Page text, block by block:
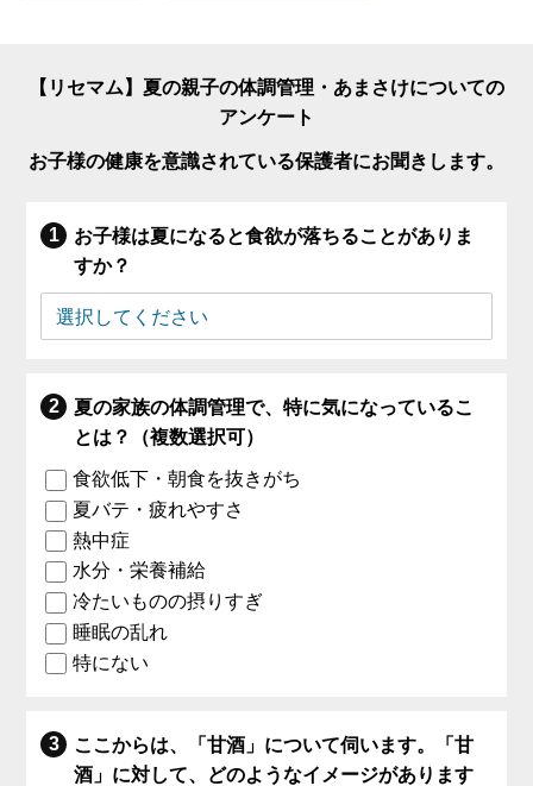
【リセマム】夏の親子の体調管理・あまさけについての
アンケート
お子様の健康を意識されている保護者にお聞きします。
お子様は夏になると食欲が落ちることがありま
すか？
夏の家族の体調管理で、特に気になっているこ
とは？（複数選択可）
食欲低下・朝食を抜きがち
夏バテ・疲れやすさ
熱中症
水分・栄養補給
冷たいものの摂りすぎ
睡眠の乱れ
特にない
ここからは、「甘酒」について伺います。「甘
酒」に対して、どのようなイメージがあります